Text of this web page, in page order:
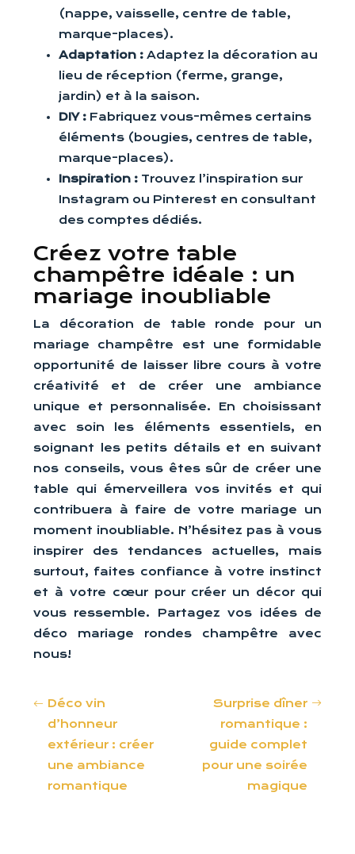
(nappe, vaisselle, centre de table,
marque-places).
Adaptation : Adaptez la décoration au
lieu de réception (ferme, grange,
jardin) et à la saison.
DIY : Fabriquez vous-mêmes certains
éléments (bougies, centres de table,
marque-places).
Inspiration : Trouvez l’inspiration sur
Instagram ou Pinterest en consultant
des comptes dédiés.
Créez votre table
champêtre idéale : un
mariage inoubliable
La décoration de table ronde pour un
mariage champêtre est une formidable
opportunité de laisser libre cours à votre
créativité et de créer une ambiance
unique et personnalisée. En choisissant
avec soin les éléments essentiels, en
soignant les petits détails et en suivant
nos conseils, vous êtes sûr de créer une
table qui émerveillera vos invités et qui
contribuera à faire de votre mariage un
moment inoubliable. N’hésitez pas à vous
inspirer des tendances actuelles, mais
surtout, faites confiance à votre instinct
et à votre cœur pour créer un décor qui
vous ressemble. Partagez vos idées de
déco mariage rondes champêtre avec
nous!
Déco vin
d’honneur
extérieur : créer
une ambiance
romantique
Surprise dîner
romantique :
guide complet
pour une soirée
magique